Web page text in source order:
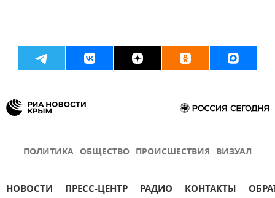
ПОЛИТИКА ОБЩЕСТВО ПРОИСШЕСТВИЯ ВИЗУАЛ
НОВОСТИ ПРЕСС-ЦЕНТР РАДИО КОНТАКТЫ